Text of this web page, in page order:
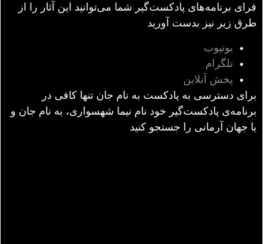
فرای برنامه‌های پادکست‌گیر شما می‌توانید این آثار را از
طرق زیر نیز بدست آورید
یوتیوب
تلگرام
پخش آنلاین
برای دسترسی به پادکست به نام جان تنها کافی در
برنامه‌ی پادکست‌گیر خود نام نیما شهسواری، به نام جان و
یا جهان آرمانی را جستجو کنید